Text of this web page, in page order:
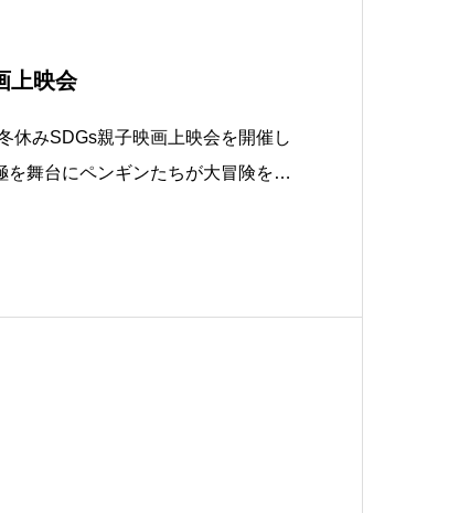
上映会
休みSDGs親子映画上映会を開催し
を舞台にペンギンたちが大冒険をす